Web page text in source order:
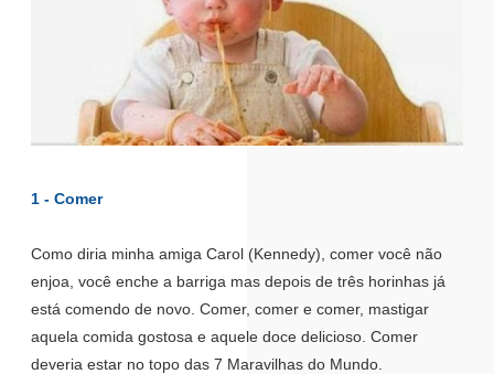
1 - Comer
Como diria minha amiga Carol (Kennedy), comer você não
enjoa, você enche a barriga mas depois de três horinhas já
está comendo de novo. Comer, comer e comer, mastigar
aquela comida gostosa e aquele doce delicioso. Comer
deveria estar no topo das 7 Maravilhas do Mundo.